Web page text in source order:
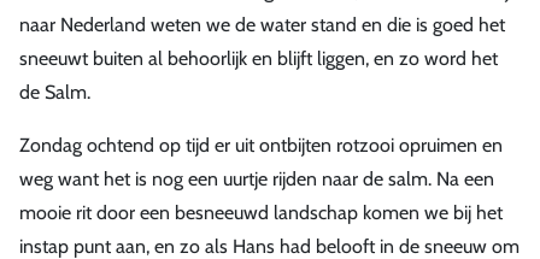
naar Nederland weten we de water stand en die is goed het
sneeuwt buiten al behoorlijk en blijft liggen, en zo word het
de Salm.
Zondag ochtend op tijd er uit ontbijten rotzooi opruimen en
weg want het is nog een uurtje rijden naar de salm. Na een
mooie rit door een besneeuwd landschap komen we bij het
instap punt aan, en zo als Hans had belooft in de sneeuw om